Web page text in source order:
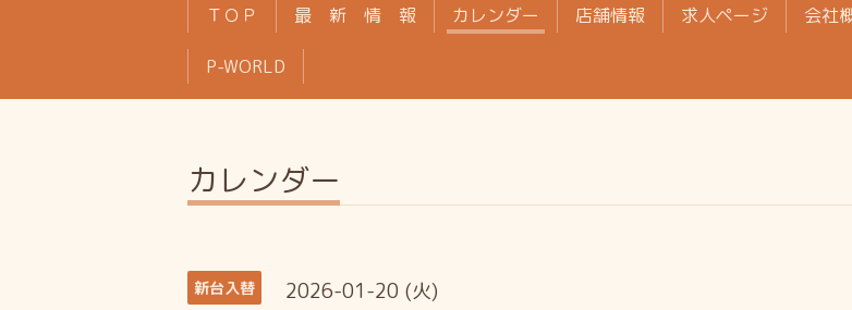
ＴＯＰ 最 新 情 報 カレンダー 店舗情報 求人ページ 会社
P-WORLD
カレンダー
新台入替 2026-01-20 (火)